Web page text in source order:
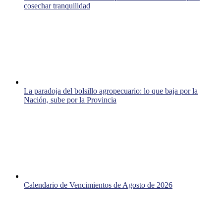
cosechar tranquilidad
La paradoja del bolsillo agropecuario: lo que baja por la
Nación, sube por la Provincia
Calendario de Vencimientos de Agosto de 2026